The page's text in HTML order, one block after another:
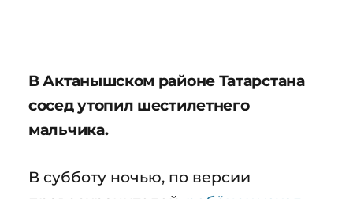
В Актанышском районе Татарстана
сосед утопил шестилетнего
мальчика.
В субботу ночью, по версии